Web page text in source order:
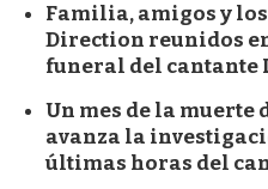
Familia, amigos y
Direction reunidos
funeral del cantante
Un mes de la muerte
avanza la
últimas horas del